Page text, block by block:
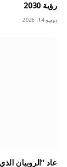
رؤية 2030
يونيو 14, 2026